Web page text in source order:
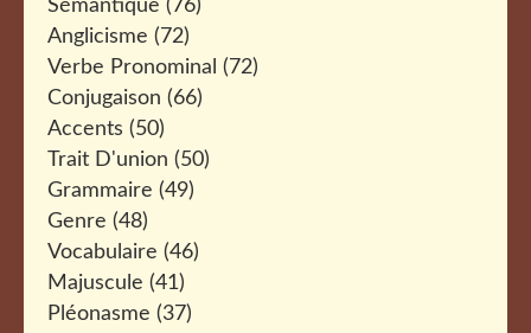
Sémantique (76)
Anglicisme (72)
Verbe Pronominal (72)
Conjugaison (66)
Accents (50)
Trait D'union (50)
Grammaire (49)
Genre (48)
Vocabulaire (46)
Majuscule (41)
Pléonasme (37)